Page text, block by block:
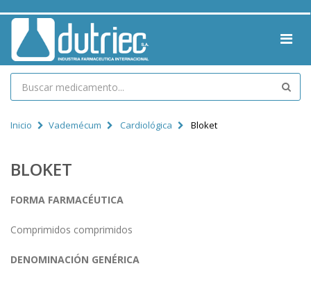
Inicio Vademécum Cardiológica Bloket
BLOKET
FORMA FARMACÉUTICA
Comprimidos comprimidos
DENOMINACIÓN GENÉRICA